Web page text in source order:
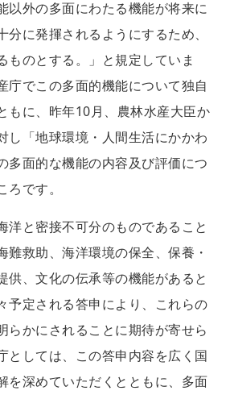
以外の多面にわたる機能が将来に
分に発揮されるようにするため、
ものとする。」と規定していま
庁でこの多面的機能について独自
もに、昨年10月、農林水産大臣か
し「地球環境・人間生活にかかわ
多面的な機能の内容及び評価につ
です。
洋と密接不可分のものであること
難救助、海洋環境の保全、保養・
供、文化の伝承等の機能があると
予定される答申により、これらの
らかにされることに期待が寄せら
としては、この答申内容を広く国
を深めていただくとともに、多面